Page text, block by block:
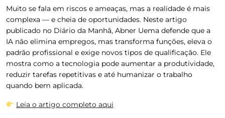
Muito se fala em riscos e ameaças, mas a realidade é mais
complexa — e cheia de oportunidades. Neste artigo
publicado no Diário da Manhã, Abner Uema defende que a
IA não elimina empregos, mas transforma funções, eleva o
padrão profissional e exige novos tipos de qualificação. Ele
mostra como a tecnologia pode aumentar a produtividade,
reduzir tarefas repetitivas e até humanizar o trabalho
quando bem aplicada.
Leia o artigo completo aqui